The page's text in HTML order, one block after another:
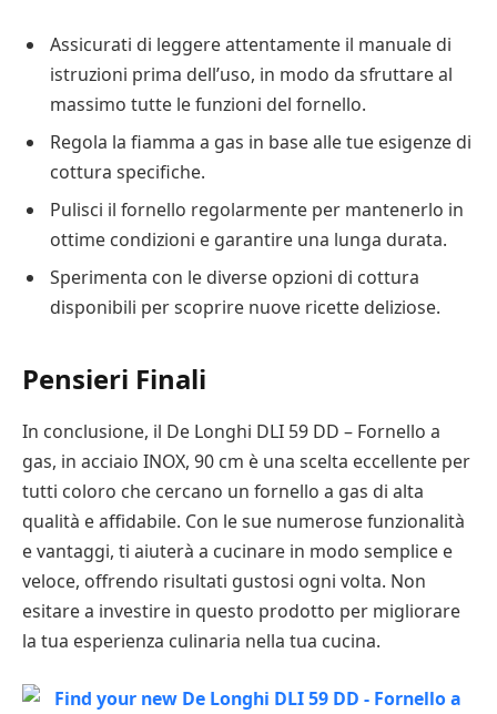
Assicurati di leggere attentamente il manuale di
istruzioni prima dell’uso, in modo da sfruttare al
massimo tutte le funzioni del fornello.
Regola la fiamma a gas in base alle tue esigenze di
cottura specifiche.
Pulisci il fornello regolarmente per mantenerlo in
ottime condizioni e garantire una lunga durata.
Sperimenta con le diverse opzioni di cottura
disponibili per scoprire nuove ricette deliziose.
Pensieri Finali
In conclusione, il De Longhi DLI 59 DD – Fornello a
gas, in acciaio INOX, 90 cm è una scelta eccellente per
tutti coloro che cercano un fornello a gas di alta
qualità e affidabile. Con le sue numerose funzionalità
e vantaggi, ti aiuterà a cucinare in modo semplice e
veloce, offrendo risultati gustosi ogni volta. Non
esitare a investire in questo prodotto per migliorare
la tua esperienza culinaria nella tua cucina.